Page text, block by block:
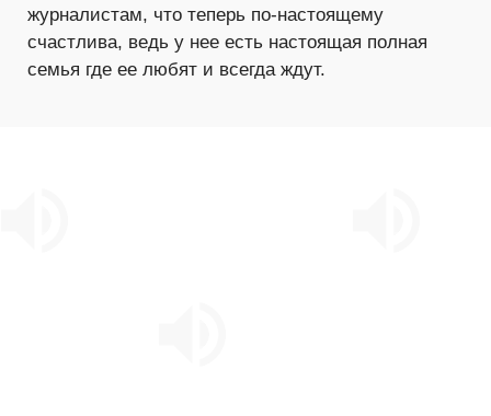
журналистам, что теперь по-настоящему
счастлива, ведь у нее есть настоящая полная
семья где ее любят и всегда ждут.